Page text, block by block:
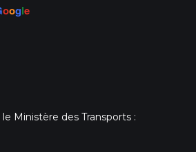
oogle
Ministère des Transports :